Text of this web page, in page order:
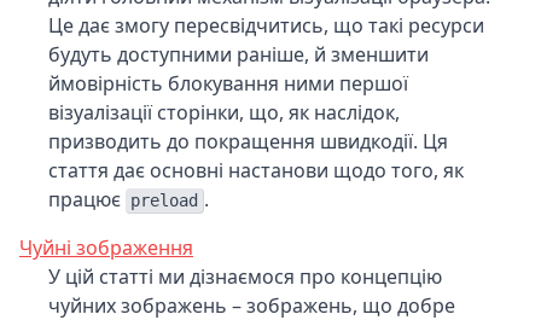
Це дає змогу пересвідчитись, що такі ресурси
будуть доступними раніше, й зменшити
ймовірність блокування ними першої
візуалізації сторінки, що, як наслідок,
призводить до покращення швидкодії. Ця
стаття дає основні настанови щодо того, як
працює preload .
Чуйні зображення
У цій статті ми дізнаємося про концепцію
чуйних зображень – зображень, що добре